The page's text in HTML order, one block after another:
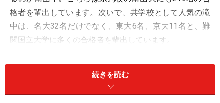
格者を輩出しています。次いで、共学校として人気の滝
中は、名大32名だけでなく、東大6名、京大11名と、難
関国立大学に多くの合格者を輩出しています。
東海地方の国私立中学の大学合格実績（愛知２）
その他の名大の合格実績を見てみると、愛知中が18名、
続きを読む